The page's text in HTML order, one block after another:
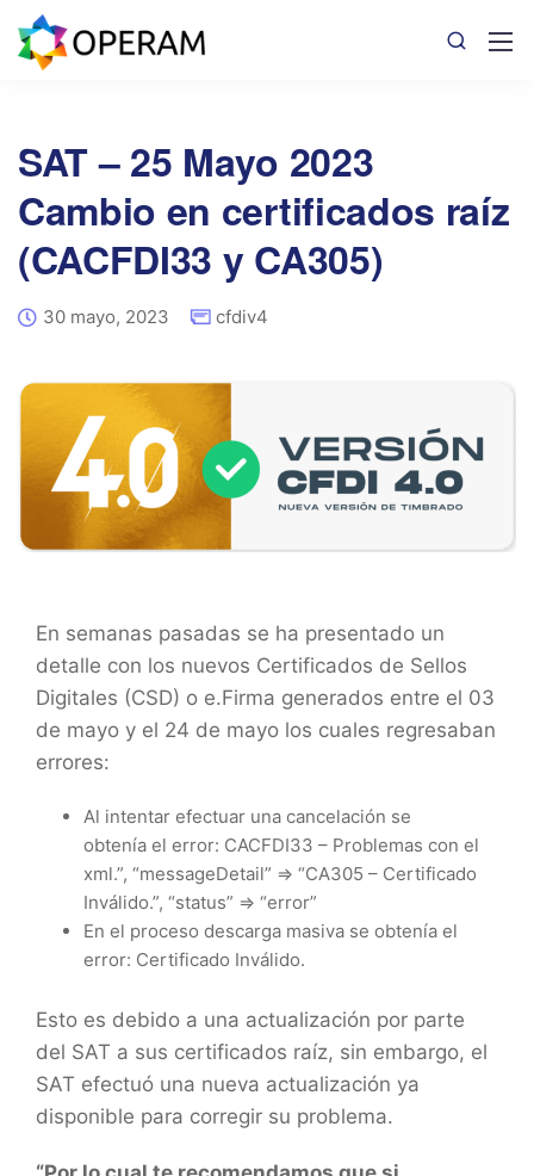
SAT – 25 Mayo 2023
Cambio en certificados raíz
(CACFDI33 y CA305)
30 mayo, 2023 cfdiv4
En semanas pasadas se ha presentado un
detalle con los nuevos Certificados de Sellos
Digitales (CSD) o e.Firma generados entre el 03
de mayo y el 24 de mayo los cuales regresaban
errores:
Al intentar efectuar una cancelación se
obtenía el error: CACFDI33 – Problemas con el
xml.”, “messageDetail” => “CA305 – Certificado
Inválido.”, “status” => “error”
En el proceso descarga masiva se obtenía el
error: Certificado Inválido.
Esto es debido a una actualización por parte
del SAT a sus certificados raíz, sin embargo, el
SAT efectuó una nueva actualización ya
disponible para corregir su problema.